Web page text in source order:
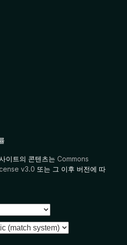
이트의 콘텐츠는 Commons
v3.0 또는 그 이후 버전에 따